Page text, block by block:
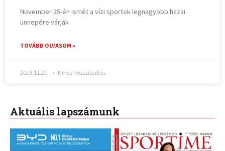
November 25-én ismét a vízi sportok legnagyobb hazai
ünnepére várják
TOVÁBB OLVASOM »
2018.11.21. Nincs hozzászólás
Aktuális lapszámunk